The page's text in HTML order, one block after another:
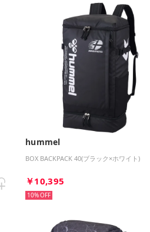
hummel
BOX BACKPACK 40(ブラック×ホワイト)
￥10,395
10%